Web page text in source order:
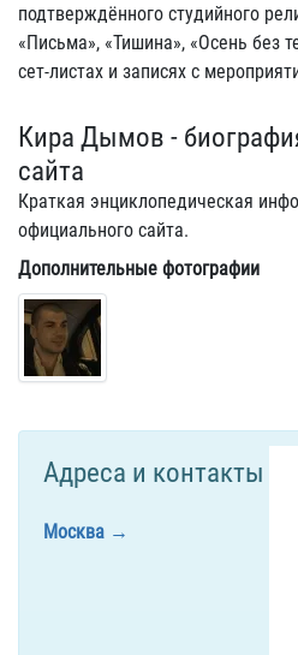
подтверждённого студийного
«Письма», «Тишина», «Осень без
сет-листах и записях с
Кира Дымов -
сайта
Краткая энциклопедическая
официального сайта.
Дополнительные фотографии
Адреса и контакты
Москва